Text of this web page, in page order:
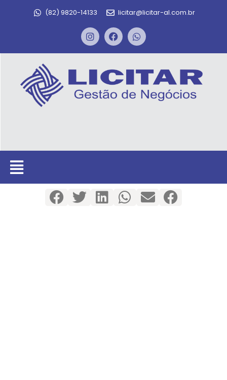
(82) 9820-14133 licitar@licitar-al.com.br